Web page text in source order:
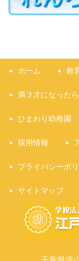
ホーム 教
満３才になったら
ひまわり幼稚園
採用情報
プライバシーポ
サイトマップ